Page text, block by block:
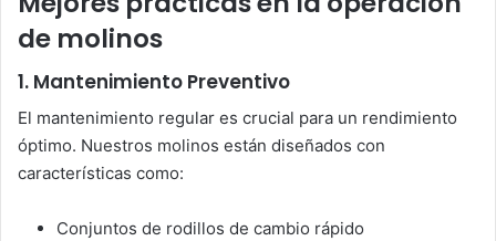
de molinos
1. Mantenimiento Preventivo
El mantenimiento regular es crucial para un rendimiento
óptimo. Nuestros molinos están diseñados con
características como:
Conjuntos de rodillos de cambio rápido